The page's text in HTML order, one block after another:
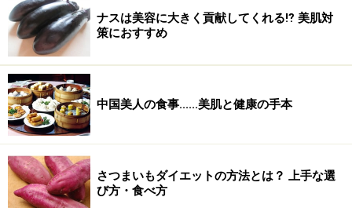
を多く、少量ずつ飲むこと。一度に水分を摂取するよ
り、数回にわけることで、常に腸にも水分がある状態に
なります。体の冷えが気になる方は、冷たい水ではな
く、ぬるま湯や常温の状態で摂るようにしましょう。
・その2：食物繊維
さつまいもはヘルシーなおやつとしてもピッタリ！
ナスは美容に大きく貢献してくれる⁉ 美肌対
策におすすめ
中国美人の食事......美肌と健康の手本
さつまいもダイエットの方法とは？ 上手な選
び方・食べ方